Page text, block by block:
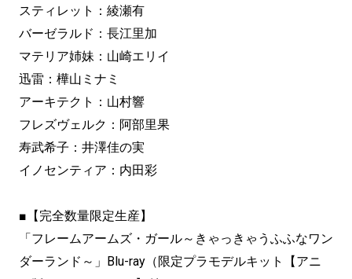
スティレット：綾瀬有
バーゼラルド：長江里加
マテリア姉妹：山崎エリイ
迅雷：樺山ミナミ
アーキテクト：山村響
フレズヴェルク：阿部里果
寿武希子：井澤佳の実
イノセンティア：内田彩
■【完全数量限定生産】
「フレームアームズ・ガール～きゃっきゃうふふなワン
ダーランド～」Blu-ray（限定プラモデルキット【アニ